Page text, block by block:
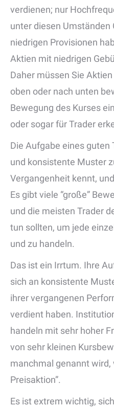
verdienen; nur
unter diesen Umständen
niedrigen Provisionen
Aktien mit niedrigen
Daher müssen Sie
oben oder nach unten
Bewegung des Kurses
oder sogar für Trader
Die Aufgabe eines guten
und konsistente Muster
Vergangenheit kennt,
Es gibt viele “große”
und die meisten Trader
tun sollten, um jede
und zu handeln.
Das ist ein Irrtum. Ihre
sich an konsistente
ihrer vergangenen
verdient haben.
handeln mit sehr hoher
von sehr kleinen
manchmal genannt wird,
Preisaktion”.
Es ist extrem wichtig,